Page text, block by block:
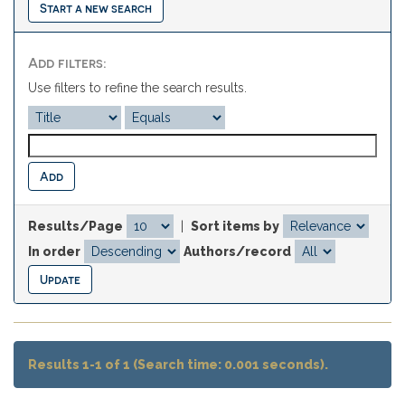
Start a new search
Add filters:
Use filters to refine the search results.
Results/Page
Sort items by
In order
Authors/record
Results 1-1 of 1 (Search time: 0.001 seconds).